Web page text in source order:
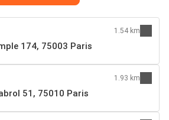
174, 75003 Paris
1.54 km
51, 75010 Paris
1.93 km